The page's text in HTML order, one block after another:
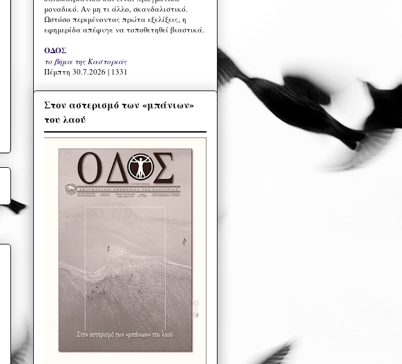
μοναδικό. Αν μη τι άλλο, σκανδαλιστικό.
Ωστόσο περιμένοντας πρώτα εξελίξεις, η
εφημερίδα απέφυγε να τοποθετηθεί βιαστικά.
ΟΔΟΣ
το βήμα της Καστοριάς
Πέμπτη 30.7.2026 | 1331
Στον αστερισμό των «μπάνιων»
του λαού